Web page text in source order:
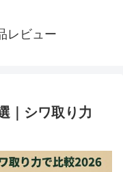
レビュー
｜シワ取り力